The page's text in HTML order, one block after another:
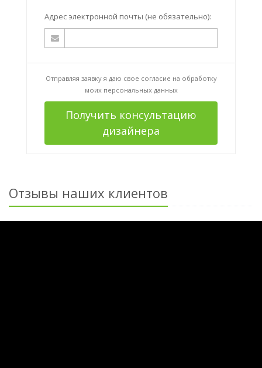
Адрес электронной почты (не обязательно):
Отправляя заявку я даю свое согласие на обработку
моих персональных данных
Получить консультацию
дизайнера
Отзывы наших клиентов